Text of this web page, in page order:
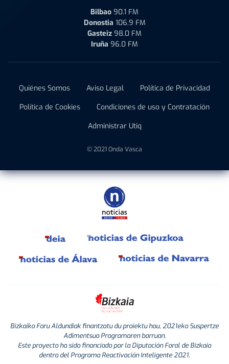
Bilbao 90.1 FM
Donostia 106.9 FM
Gasteiz 98.0 FM
Iruña 96.0 FM
Quiénes Somos Aviso Legal
Política de Privacidad
Política de Cookies
Condiciones de uso y Contratación
Administrar Utiq
© 2021 Onda Vasca
Bizkaiko Foru Aldundiak finantzatu du proiektu hau, 2021eko Suspertze
Adimentsua Programaren barruan.
Este proyecto ha sido financiado por la Diputación Foral de Bizkaia
dentro del Programa Reactivación Inteligente 2021.